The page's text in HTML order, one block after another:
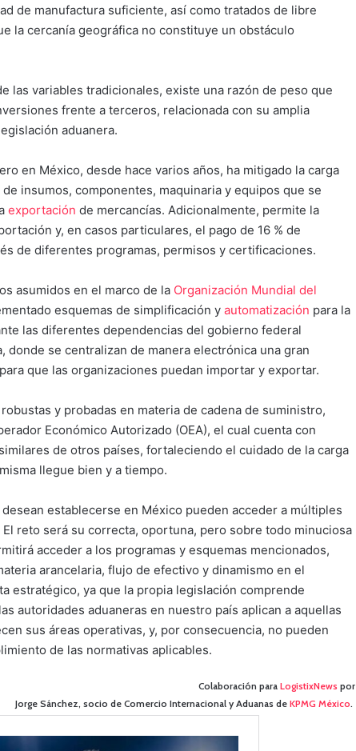
de manufactura suficiente, así como tratados de libre
la cercanía geográfica no constituye un obstáculo
las variables tradicionales, existe una razón de peso que
frente a terceros, relacionada con su amplia
aduanera.
en México, desde hace varios años, ha mitigado la carga
insumos, componentes, maquinaria y equipos que se
exportación de mercancías. Adicionalmente, permite la
y, en casos particulares, el pago de 16 % de
de diferentes programas, permisos y certificaciones.
asumidos en el marco de la Organización Mundial del
esquemas de simplificación y automatización para la
las diferentes dependencias del gobierno federal
donde se centralizan de manera electrónica una gran
que las organizaciones puedan importar y exportar.
y probadas en materia de cadena de suministro,
Económico Autorizado (OEA), el cual cuenta con
de otros países, fortaleciendo el cuidado de la carga
llegue bien y a tiempo.
establecerse en México pueden acceder a múltiples
reto será su correcta, oportuna, pero sobre todo minuciosa
acceder a los programas y esquemas mencionados,
arancelaria, flujo de efectivo y dinamismo en el
estratégico, ya que la propia legislación comprende
autoridades aduaneras en nuestro país aplican a aquellas
sus áreas operativas, y, por consecuencia, no pueden
de las normativas aplicables.
Colaboración para LogistixNews por
Jorge Sánchez, socio de Comercio Internacional y Aduanas de KPMG México.